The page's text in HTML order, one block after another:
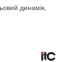
динамік,